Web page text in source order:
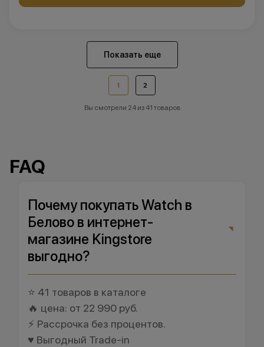
Показать еще
1 2
Вы смотрели 24 из 41 товаров
FAQ
Почему покупать Watch в
Белово в интернет-
магазине Kingstore
выгодно?
⭐ 41 товаров в каталоге
🔥 цена: от 22 990 руб.
⚡ Рассрочка без процентов.
♥️ Выгодный Trade-in